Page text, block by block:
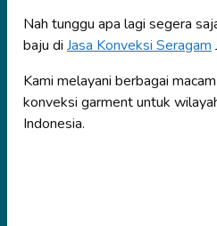
Nah tunggu apa lagi segera
baju di Jasa Konveksi Seragam
Kami melayani berbagai
konveksi garment untuk
Indonesia.